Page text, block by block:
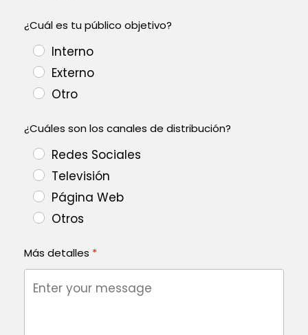
¿Cuál es tu público objetivo?
Interno
Externo
Otro
¿Cuáles son los canales de distribución?
Redes Sociales
Televisión
Página Web
Otros
Más detalles